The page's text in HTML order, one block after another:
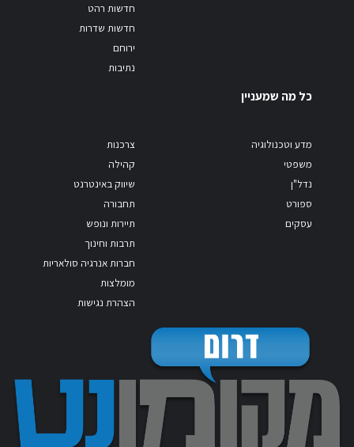
חדשות רהט
חדשות שדרות
ירוחם
נתיבות
כל מה שמעניין
מדע וטכנולוגיה
משפטי
נדל"ן
ספורט
עסקים
צרכנות
קהילה
שיווק באינטרנט
תחבורה
תיירות ונופש
תרבות וחינוך
חברות אנרגיה סולאריות
מומלצות
הצהרת נגישות